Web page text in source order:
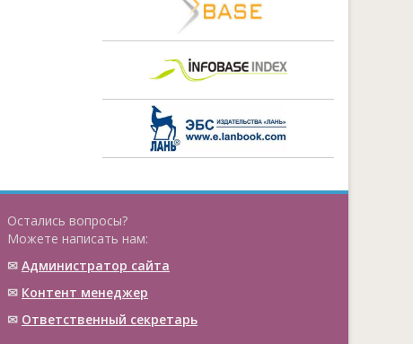
Остались вопросы?
Можете написать нам:
✉ Администратор сайта
✉ Контент менеджер
✉ Ответственный cекретарь